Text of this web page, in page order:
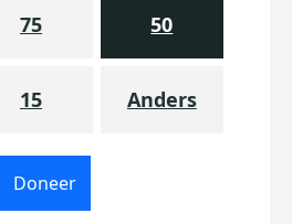
75 50
15 Anders
Doneer